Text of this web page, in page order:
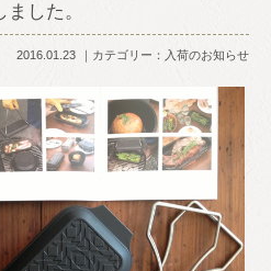
した。
2016.01.23 カテゴリー： 入荷のお知らせ